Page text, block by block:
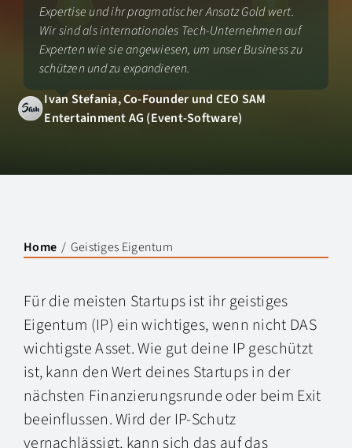
Expertise und ihr pragmatischer Ansatz Gold wert.
Wir sind als internationales Tech-Unternehmen auf
Experten wie sie angewiesen, um unser Business zu
schützen und zu expandieren.
Ivan Stefania, Co-Founder und CEO SAM
Entertainment AG (Event-Software)
Home Geistiges Eigentum
Für die meisten Startups ist ihr geistiges
Eigentum (IP) ein wichtiges, wenn nicht DAS
wichtigste Asset. Wie gut deine IP geschützt
ist, kann den Wert deines Startups in der
nächsten Finanzierungsrunde oder beim Exit
beeinflussen. Wird der IP-Schutz
vernachlässigt, kann sich das auf das